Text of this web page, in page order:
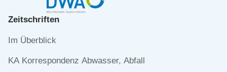
Zeitschriften
Navigation
Im Überblick
KA Korrespondenz Abwasser, Abfall